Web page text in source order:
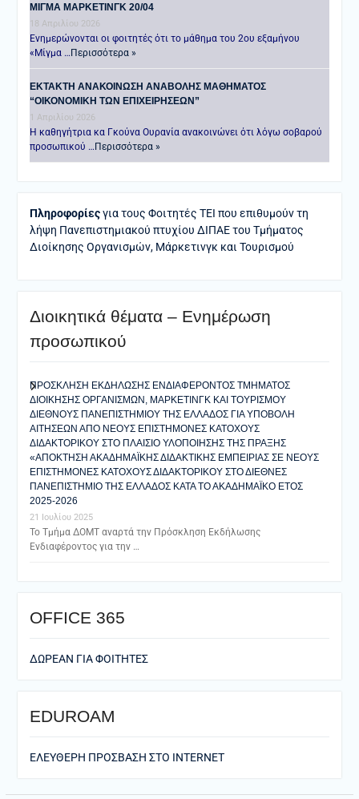
ΜΙΓΜΑ ΜΑΡΚΕΤΙΝΓΚ 20/04
18 Απριλίου 2026
Ενημερώνονται οι φοιτητές ότι το μάθημα του 2ου εξαμήνου
«Μίγμα …Περισσότερα »
ΕΚΤΑΚΤΗ ΑΝΑΚΟΙΝΩΣΗ ΑΝΑΒΟΛΗΣ ΜΑΘΗΜΑΤΟΣ
“ΟΙΚΟΝΟΜΙΚΗ ΤΩΝ ΕΠΙΧΕΙΡΗΣΕΩΝ”
1 Απριλίου 2026
Η καθηγήτρια κα Γκούνα Ουρανία ανακοινώνει ότι λόγω σοβαρού
προσωπικού …Περισσότερα »
Πληροφορίεςγια τους Φοιτητές ΤΕΙ που επιθυμούν τη
λήψη Πανεπιστημιακού πτυχίου ΔΙΠΑΕ του Τμήματος
Διοίκησης Οργανισμών, Μάρκετινγκ και Τουρισμού
Διοικητικά θέματα – Ενημέρωση
προσωπικού
ΠΡΟΣΚΛΗΣΗ ΕΚΔΗΛΩΣΗΣ ΕΝΔΙΑΦΕΡΟΝΤΟΣ ΤΜΗΜΑΤΟΣ
ΔΙΟΙΚΗΣΗΣ ΟΡΓΑΝΙΣΜΩΝ, ΜΑΡΚΕΤΙΝΓΚ ΚΑΙ ΤΟΥΡΙΣΜΟΥ
ΔΙΕΘΝΟΥΣ ΠΑΝΕΠΙΣΤΗΜΙΟΥ ΤΗΣ ΕΛΛΑΔΟΣ ΓΙΑ ΥΠΟΒΟΛΗ
ΑΙΤΗΣΕΩΝ ΑΠΟ ΝΕΟΥΣ ΕΠΙΣΤΗΜΟΝΕΣ ΚΑΤΟΧΟΥΣ
ΔΙΔΑΚΤΟΡΙΚΟΥ ΣΤΟ ΠΛΑΙΣΙΟ ΥΛΟΠΟΙΗΣΗΣ ΤΗΣ ΠΡΑΞΗΣ
«ΑΠΟΚΤΗΣΗ ΑΚΑΔΗΜΑΪΚΗΣ ΔΙΔΑΚΤΙΚΗΣ ΕΜΠΕΙΡΙΑΣ ΣΕ ΝΕΟΥΣ
ΕΠΙΣΤΗΜΟΝΕΣ ΚΑΤΟΧΟΥΣ ΔΙΔΑΚΤΟΡΙΚΟΥ ΣΤΟ ΔΙΕΘΝΕΣ
ΠΑΝΕΠΙΣΤΗΜΙΟ ΤΗΣ ΕΛΛΑΔΟΣ ΚΑΤΑ ΤΟ ΑΚΑΔΗΜΑΪΚΟ ΕΤΟΣ
2025-2026
21 Ιουλίου 2025
Το Τμήμα ΔΟΜΤ αναρτά την Πρόσκληση Εκδήλωσης
Ενδιαφέροντος για την …
ΟFFICE 365
ΔΩΡΕΑΝ ΓΙΑ ΦΟΙΤΗΤΕΣ
EDUROAM
ΕΛΕΥΘΕΡΗ ΠΡΟΣΒΑΣΗ ΣΤΟ ΙΝΤΕRNET